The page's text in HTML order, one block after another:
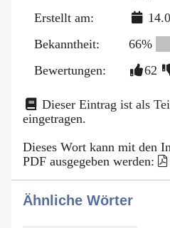
Erstellt am:
Bekanntheit:
66%
Bewertungen:
62
Dieser Eintrag ist als
eingetragen.
Dieses Wort kann mit den
PDF ausgegeben werden:
Ähnliche Wörter